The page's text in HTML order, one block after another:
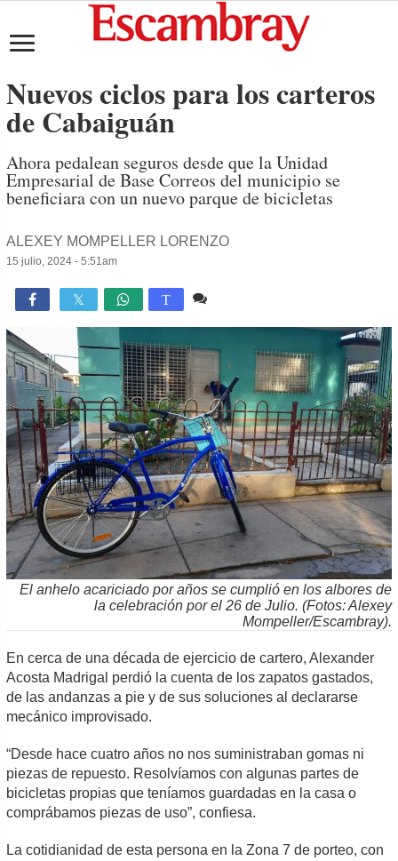
Nuevos ciclos para los carteros
de Cabaiguán
Ahora pedalean seguros desde que la Unidad
Empresarial de Base Correos del municipio se
beneficiara con un nuevo parque de bicicletas
ALEXEY MOMPELLER LORENZO
15 julio, 2024 - 5:51am
 T
El anhelo acariciado por años se cumplió en los albores de
la celebración por el 26 de Julio. (Fotos: Alexey
Mompeller/Escambray).
En cerca de una década de ejercicio de cartero, Alexander
Acosta Madrigal perdió la cuenta de los zapatos gastados,
de las andanzas a pie y de sus soluciones al declararse
mecánico improvisado.
“Desde hace cuatro años no nos suministraban gomas ni
piezas de repuesto. Resolvíamos con algunas partes de
bicicletas propias que teníamos guardadas en la casa o
comprábamos piezas de uso”, confiesa.
La cotidianidad de esta persona en la Zona 7 de porteo, con